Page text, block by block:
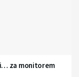
za monitorem